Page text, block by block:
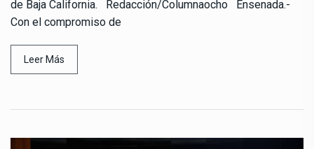
de Baja California. Redacción/Columnaocho Ensenada.-
Con el compromiso de
Leer Más